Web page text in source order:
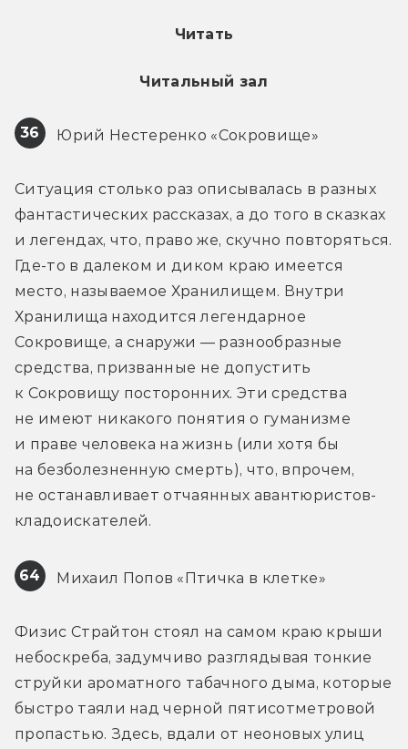
Читать
Читальный зал
36 Юрий Нестеренко «Сокровище»
Ситуация столько раз описывалась в разных
фантастических рассказах, а до того в сказках
и легендах, что, право же, скучно повторяться.
Где-то в далеком и диком краю имеется
место, называемое Хранилищем. Внутри
Хранилища находится легендарное
Сокровище, а снаружи — разнообразные
средства, призванные не допустить
к Сокровищу посторонних. Эти средства
не имеют никакого понятия о гуманизме
и праве человека на жизнь (или хотя бы
на безболезненную смерть), что, впрочем,
не останавливает отчаянных авантюристов-
кладоискателей.
64 Михаил Попов «Птичка в клетке»
Физис Страйтон стоял на самом краю крыши
небоскреба, задумчиво разглядывая тонкие
струйки ароматного табачного дыма, которые
быстро таяли над черной пятисотметровой
пропастью. Здесь, вдали от неоновых улиц